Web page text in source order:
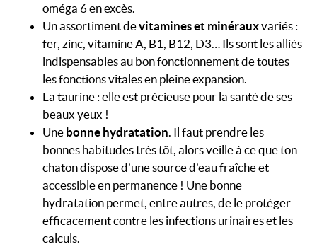
oméga 6 en excès.
Un assortiment devitamines et minérauxvariés :
fer, zinc, vitamine A, B1, B12, D3… Ils sont les alliés
indispensables au bon fonctionnement de toutes
les fonctions vitales en pleine expansion.
La taurine : elle est précieuse pour la santé de ses
beaux yeux !
Une bonne hydratation. Il faut prendre les
bonnes habitudes très tôt, alors veille à ce que ton
chaton dispose d’une source d’eau fraîche et
accessible en permanence ! Une bonne
hydratation permet, entre autres, de le protéger
efficacement contre les infections urinaires et les
calculs.